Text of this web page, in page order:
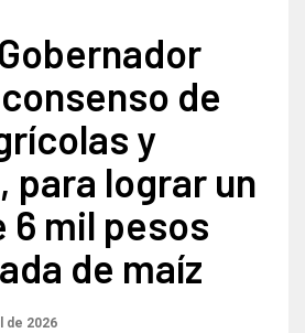
de
y
para lograr un
6 mil pesos
de maíz
de 2026